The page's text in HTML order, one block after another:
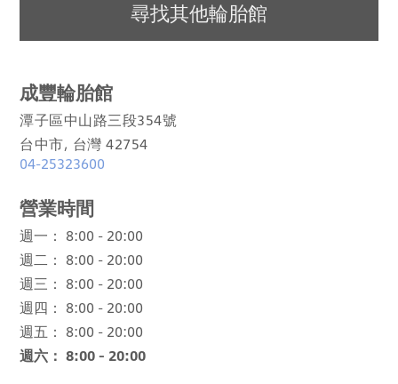
尋找其他輪胎館
成豐輪胎館
潭子區中山路三段354號
台中市, 台灣 42754
04-25323600
營業時間
週一： 8:00 - 20:00
週二： 8:00 - 20:00
週三： 8:00 - 20:00
週四： 8:00 - 20:00
週五： 8:00 - 20:00
週六： 8:00 - 20:00